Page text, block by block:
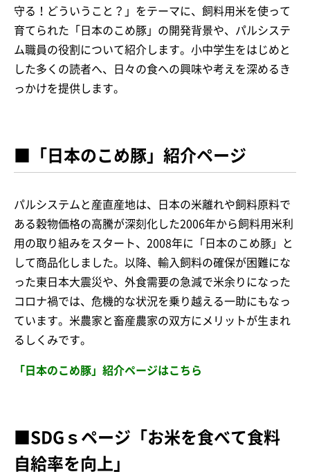
守る！どういうこと？」をテーマに、飼料用米を使って
育てられた「日本のこめ豚」の開発背景や、パルシステ
ム職員の役割について紹介します。小中学生をはじめと
した多くの読者へ、日々の食への興味や考えを深めるき
っかけを提供します。
■「日本のこめ豚」紹介ページ
パルシステムと産直産地は、日本の米離れや飼料原料で
ある穀物価格の高騰が深刻化した2006年から飼料用米利
用の取り組みをスタート、2008年に「日本のこめ豚」と
して商品化しました。以降、輸入飼料の確保が困難にな
った東日本大震災や、外食需要の急減で米余りになった
コロナ禍では、危機的な状況を乗り越える一助にもなっ
ています。米農家と畜産農家の双方にメリットが生まれ
るしくみです。
「日本のこめ豚」紹介ページはこちら
■SDGｓページ「お米を食べて食料
自給率を向上」